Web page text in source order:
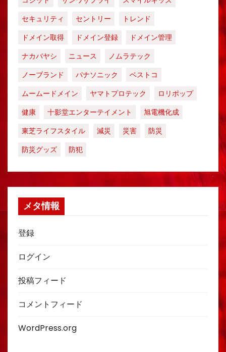
セキュリティ
セントリー
トレンド
ドメイン取得
ドメイン登録
ドメイン管理
ナカバヤシ
ニュース
ノムラテック
ノーブランド
パナソニック
ベストコ
ムームードメイン
ヤマトプロテック
ロリポップ
健康
十影堂エンターテイメント
旭電機化成
東芝ライフスタイル
減災 災害
防災
防災グッズ
防犯
メタ情報
登録
ログイン
投稿フィード
コメントフィード
WordPress.org